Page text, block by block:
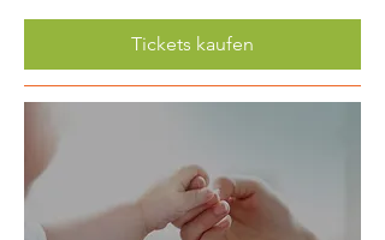
Tickets kaufen